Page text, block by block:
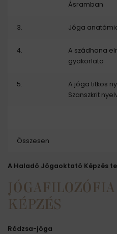
Ásramban
3. Jóga
4.
A szádhana
gyakorlata
5.
A jóga titkos
Szanszkrit
Összesen
A Haladó Jógaoktató Képzés
KÉPZÉS
Rádzsa-jóga